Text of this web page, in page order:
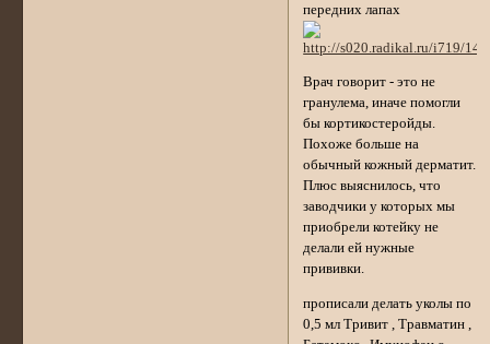
передних лапах
Врач говорит - это не
гранулема, иначе помогли
бы кортикостеройды.
Похоже больше на
обычный кожный дерматит.
Плюс выяснилось, что
заводчики у которых мы
приобрели котейку не
делали ей нужные
прививки.
прописали делать уколы по
0,5 мл Тривит , Травматин ,